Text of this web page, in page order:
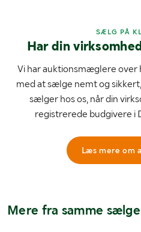
SÆLG PÅ
Har din
Vi har auktionsmæglere
med at sælge nemt og
sælger hos os, når din
registrerede budgivere i
Læs mere om
Mere fra samme